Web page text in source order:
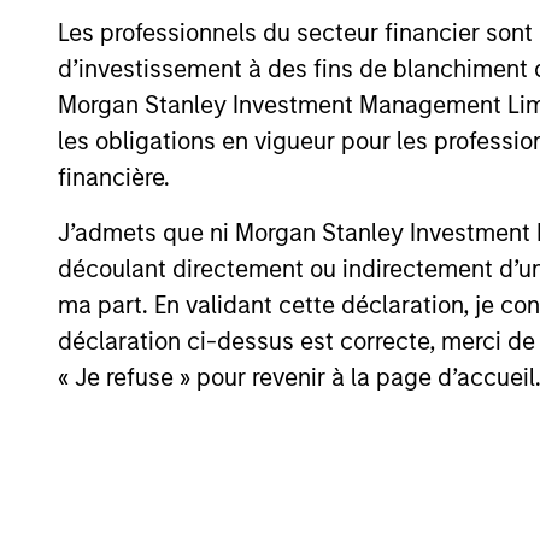
Les professionnels du secteur financier
d’investissement à des fins de
Morgan Stanley Investment Management
les obligations en vigueur pour les
financière.
J’admets que ni Morgan Stanley
découlant directement ou indirectement
ma part. En validant cette déclaration, je
déclaration ci-dessus est correcte, merci
« Je refuse » pour revenir à la page d’accueil.
16-JUL-2026
May not represent all Team Members.
The information on this page is for
offering of advisory services or an offer to
purchase or sale would be unlawful under
All investing involves risks, including a loss of